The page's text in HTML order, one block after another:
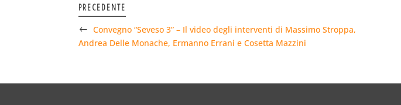
PRECEDENTE
Convegno “Seveso 3” – Il video degli interventi di Massimo Stroppa,
Andrea Delle Monache, Ermanno Errani e Cosetta Mazzini